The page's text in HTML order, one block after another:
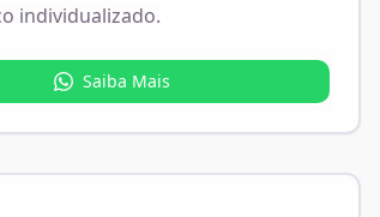
individualizado.
Saiba Mais